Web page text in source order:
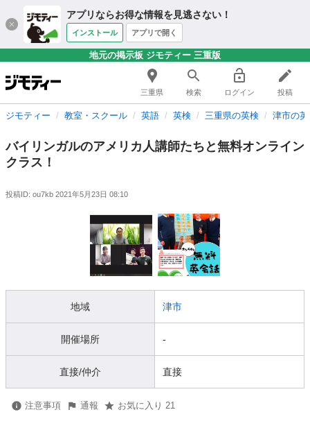
アプリならお得な情報を見逃さない！
インストール アプリで開く
地元の掲示板 ジモティー 三重版
三重県 検索 ログイン 投稿
ジモティー 教室・スクール 英語 英検 三重県の英検 津市の
バイリンガルのアメリカ人講師たちと無料オンライン
クラス！
投稿ID: ou7kb 2021年5月23日 08:10
地域 津市
開催場所 -
直接/仲介 直接
注意事項 通報 お気に入り 21